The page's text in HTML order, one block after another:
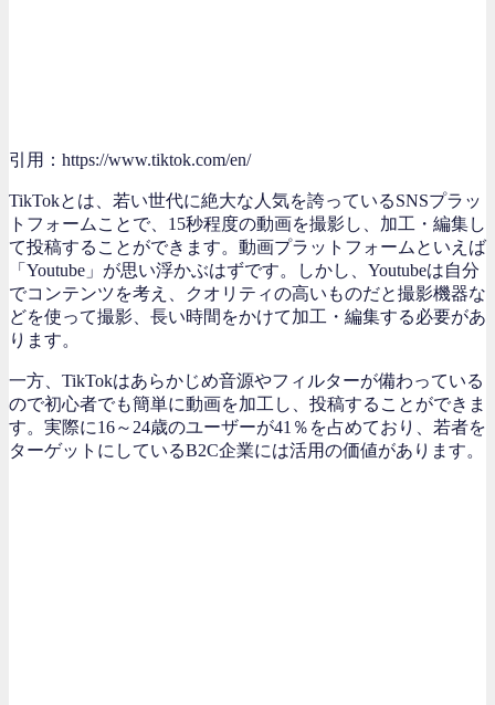
引用：https://www.tiktok.com/en/
TikTokとは、若い世代に絶大な人気を誇っているSNSプラッ
トフォームことで、15秒程度の動画を撮影し、加工・編集し
て投稿することができます。動画プラットフォームといえば
「Youtube」が思い浮かぶはずです。しかし、Youtubeは自分
でコンテンツを考え、クオリティの高いものだと撮影機器な
どを使って撮影、長い時間をかけて加工・編集する必要があ
ります。
一方、TikTokはあらかじめ音源やフィルターが備わっている
ので初心者でも簡単に動画を加工し、投稿することができま
す。実際に16～24歳のユーザーが41％を占めており、若者を
ターゲットにしているB2C企業には活用の価値があります。